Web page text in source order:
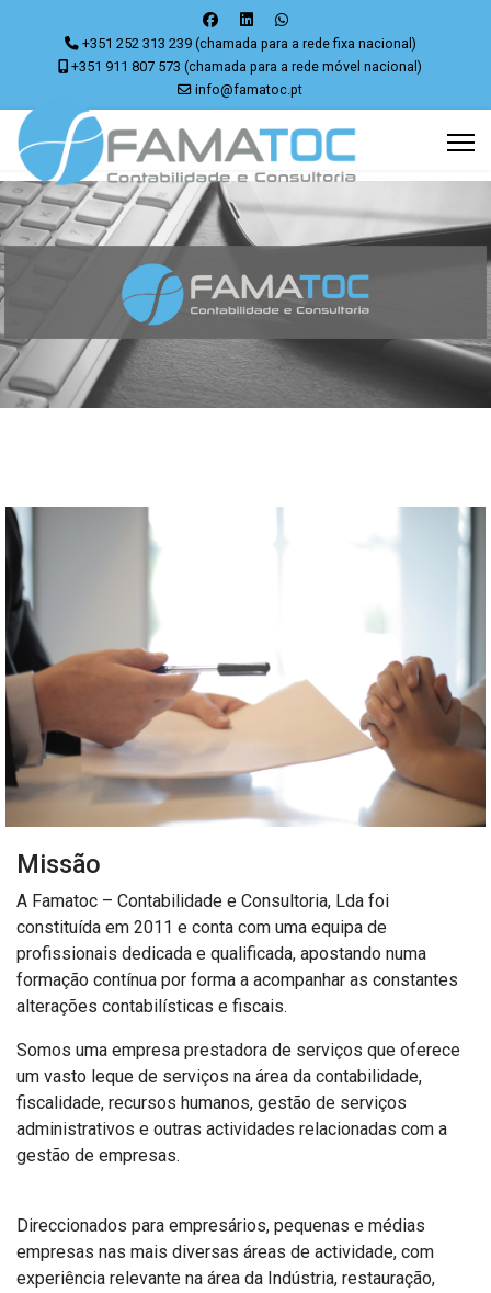
+351 252 313 239 (chamada para a rede fixa nacional)
+351 911 807 573 (chamada para a rede móvel nacional)
info@famatoc.pt
Missão
A Famatoc – Contabilidade e Consultoria, Lda foi
constituída em 2011 e conta com uma equipa de
profissionais dedicada e qualificada, apostando numa
formação contínua por forma a acompanhar as constantes
alterações contabilísticas e fiscais.
Somos uma empresa prestadora de serviços que oferece
um vasto leque de serviços na área da contabilidade,
fiscalidade, recursos humanos, gestão de serviços
administrativos e outras actividades relacionadas com a
gestão de empresas.
Direccionados para empresários, pequenas e médias
empresas nas mais diversas áreas de actividade, com
experiência relevante na área da Indústria, restauração,